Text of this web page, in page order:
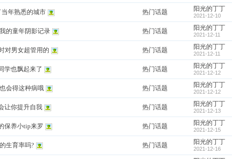
年熟悉的城市 热门话题 阳光的丁丁
2021-12-10
的童年阴影记录 热门话题 阳光的丁丁
2021-12-11
对男女超管用的 热门话题 阳光的丁丁
2021-12-11
学也飘起来了 热门话题 阳光的丁丁
2021-12-12
会得这种病哦 热门话题 阳光的丁丁
2021-12-12
让你提升自我 热门话题 阳光的丁丁
2021-12-13
保养小tip来罗 热门话题 阳光的丁丁
2021-12-15
生育率吗? 热门话题 阳光的丁丁
2021-12-16